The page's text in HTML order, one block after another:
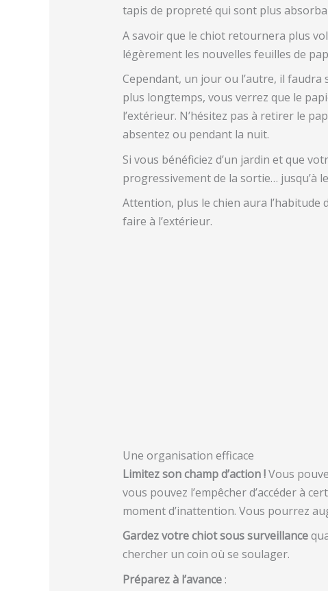
tapis de propreté qui sont plus
A savoir que le chiot retournera plus
légèrement les nouvelles feuilles de
Cependant, un jour ou l’autre, il
plus longtemps, vous verrez que le
l’extérieur. N’hésitez pas à retirer le
absentez ou pendant la nuit.
Si vous bénéficiez d’un jardin et que
progressivement de la sortie… jusqu’à
Attention, plus le chien aura l’habitude
faire à l’extérieur.
Une organisation efficace
Limitez son champ d’action !Vous
vous pouvez l’empêcher d’accéder à
moment d’inattention. Vous pourrez
Gardez votre chiot soussurveillance
chercher un coin où se soulager.
Préparez à l’avance: